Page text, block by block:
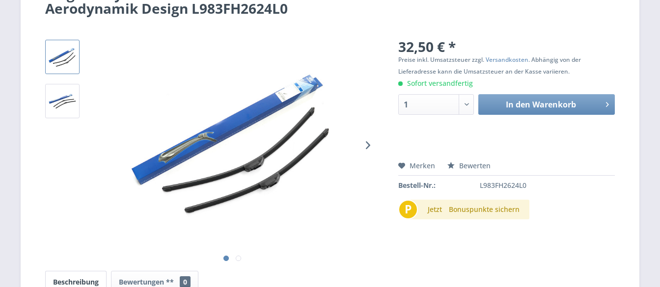
Aerodynamik Design L983FH2624L0
32,50 € *
Preise inkl. Umsatzsteuer zzgl.Versandkosten. Abhängig von der
Lieferadresse kann die Umsatzsteuer an der Kasse variieren.
Sofort versandfertig
In den Warenkorb
Merken Bewerten
Bestell-Nr.: L983FH2624L0
P Jetzt Bonuspunkte sichern
Beschreibung Bewertungen ** 0